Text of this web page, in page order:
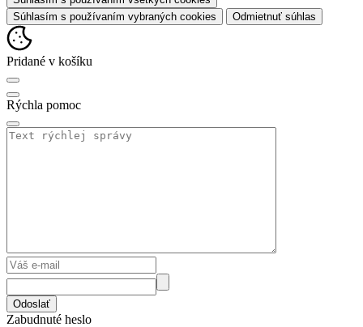
Súhlasím s používaním vybraných cookies
Odmietnuť súhlas
Pridané v košíku
Rýchla pomoc
Odoslať
Zabudnuté heslo